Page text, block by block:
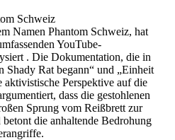
Schweiz
Namen Phantom Schweiz, hat
YouTube-
. Die Dokumentation, die in
Rat begann“ und „Einheit
aktivistische Perspektive auf die
dass die gestohlenen
Sprung vom Reißbrett zur
die anhaltende Bedrohung